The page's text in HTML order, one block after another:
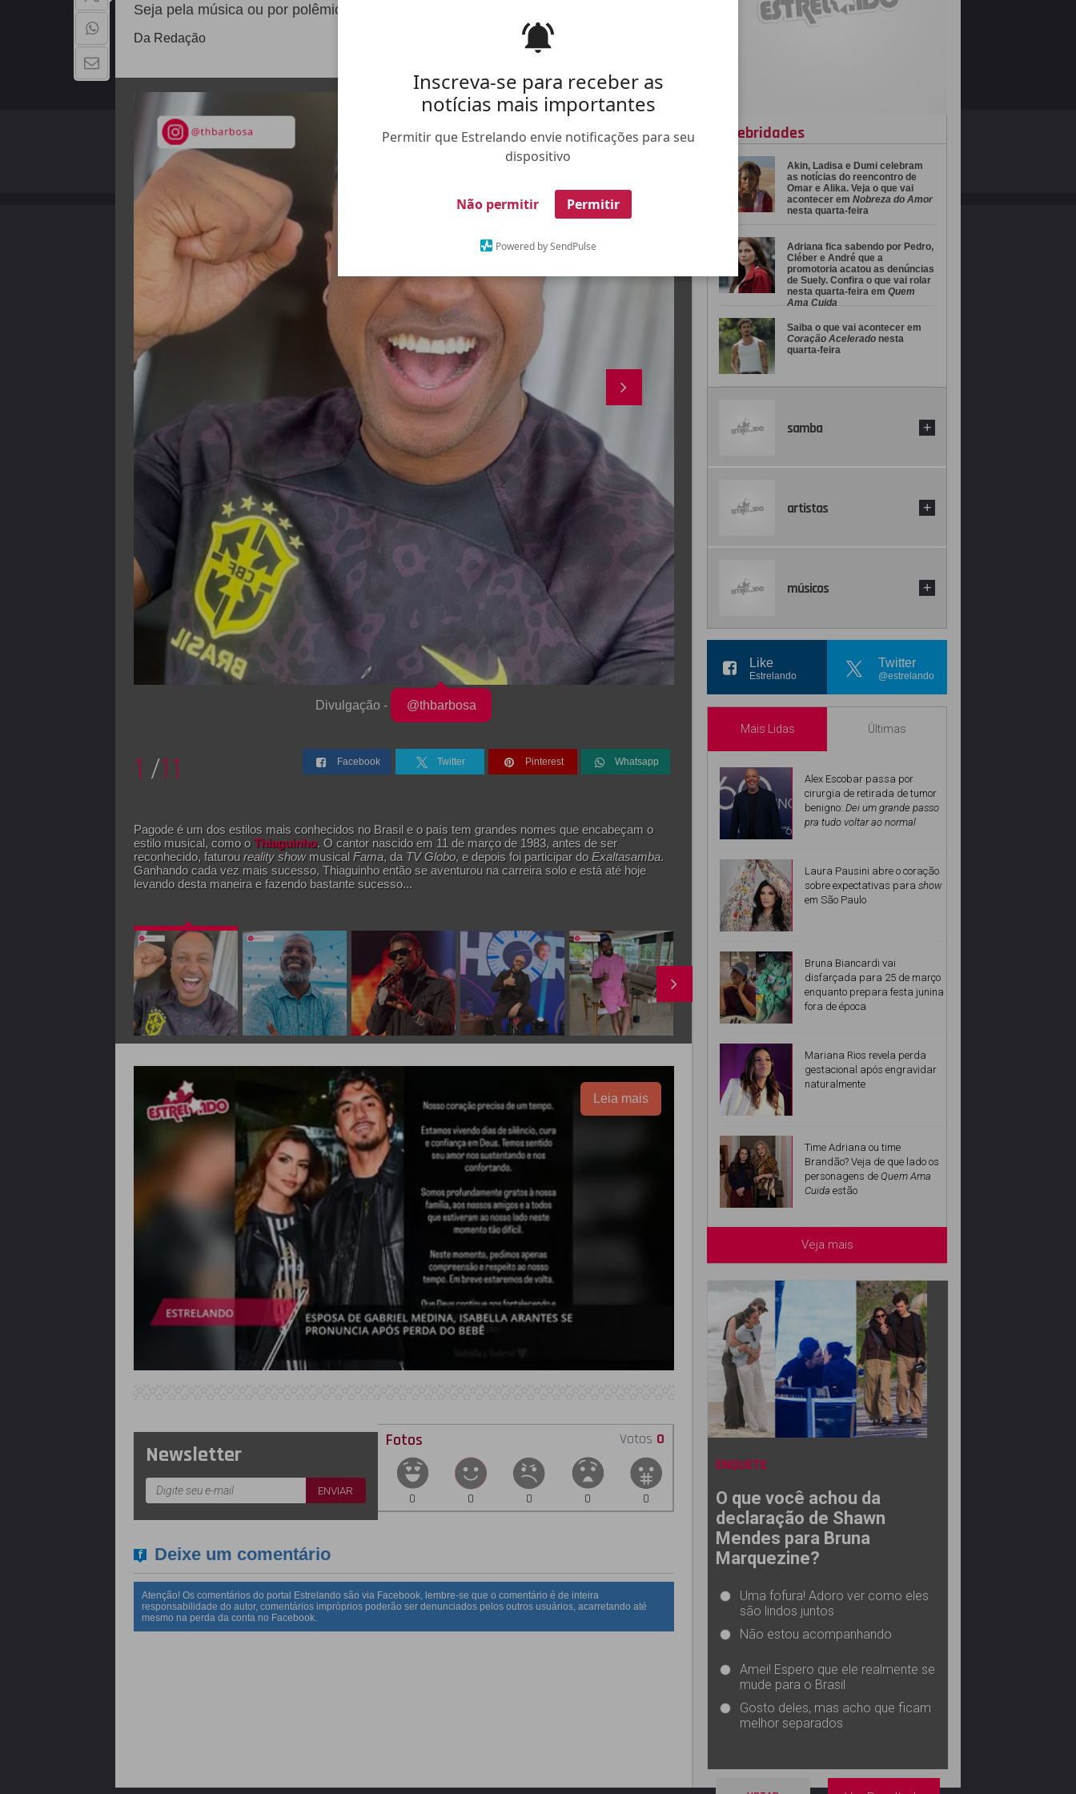
Inscreva-se para receber as
notícias mais importantes
Permitir que Estrelando envie notificações para seu
dispositivo
Não permitir Permitir
Powered by SendPulse
Seja pela música ou por polêmicas, o nome deles está sempre em alta
Da Redação
Divulgação - @thbarbosa
1 /11 Facebook Twitter Pinterest Whatsapp
Pagode é um dos estilos mais conhecidos no Brasil e o país tem grandes nomes que encabeçam o
estilo musical, como oThiaguinho. O cantor nascido em 11 de março de 1983, antes de ser
reconhecido, faturou reality showmusical Fama, da TV Globo, e depois foi participar doExaltasamba.
Ganhando cada vez mais sucesso, Thiaguinho então se aventurou na carreira solo e está até hoje
levando desta maneira e fazendo bastante sucesso...
Leia mais
Newsletter
Fotos Votos 0
0 0 0 0 0
Deixe um comentário
Atenção! Os comentários do portal Estrelando são via Facebook, lembre-se que o comentário é de inteira
responsabilidade do autor, comentários impróprios poderão ser denunciados pelos outros usuários, acarretando até
mesmo na perda da conta no Facebook.
celebridades
Akin, Ladisa e Dumi celebram
as notícias do reencontro de
Omar e Alika. Veja o que vai
acontecer em Nobreza do Amor
nesta quarta-feira
Adriana fica sabendo por Pedro,
Cléber e André que a
promotoria acatou as denúncias
de Suely. Confira o que vai rolar
nesta quarta-feira em Quem
Ama Cuida
Saiba o que vai acontecer em
Coração Acelerado nesta
quarta-feira
samba +
artistas +
músicos +
Like
Estrelando
Twitter
@estrelando
Mais Lidas Últimas
Alex Escobar passa por
cirurgia de retirada de tumor
benigno: Dei um grande passo
pra tudo voltar ao normal
Laura Pausini abre o coração
sobre expectativas para show
em São Paulo
Bruna Biancardi vai
disfarçada para 25 de março
enquanto prepara festa junina
fora de época
Mariana Rios revela perda
gestacional após engravidar
naturalmente
Time Adriana ou time
Brandão? Veja de que lado os
personagens de Quem Ama
Cuida estão
Veja mais
ENQUETE
O que você achou da
declaração de Shawn
Mendes para Bruna
Marquezine?
Uma fofura! Adoro ver como eles
são lindos juntos
Não estou acompanhando
Amei! Espero que ele realmente se
mude para o Brasil
Gosto deles, mas acho que ficam
melhor separados
FALE CONOSCO ANUNCIE NO ESTRELANDO TRABALHE NO ESTRELANDO
Copyright - 2026 | Todos os direitos reservados Desenvolvido por